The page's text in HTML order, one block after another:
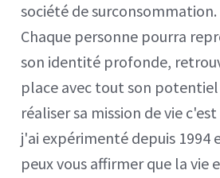
société de surconsommation.
Chaque personne pourra
son identité profonde,
place avec tout son
réaliser sa mission de vie
j'ai expérimenté depuis 1994
peux vous affirmer que la vie